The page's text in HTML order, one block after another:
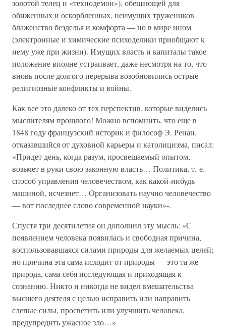
золотой телец и «технодемон»), обещающей для
обиженных и оскорбленных, неимущих тружеников
блаженство безделья и комфорта — но в мире ином
(электронные и химические психоделики приобщают к
нему уже при жизни). Имущих власть и капиталы такое
положение вполне устраивает, даже несмотря на то, что
вновь после долгого перерыва возобновились острые
религиозные конфликты и войны.
Как все это далеко от тех перспектив, которые виделись
мыслителям прошлого! Можно вспомнить, что еще в
1848 году французский историк и философ Э. Ренан,
отказавшийся от духовной карьеры и католицизма, писал:
«Придет день, когда разум, просвещаемый опытом,
возьмет в руки свою законную власть… Политика, т. е.
способ управления человечеством, как какой-нибудь
машиной, исчезнет… Организовать научно человечество
— вот последнее слово современной науки»-.
Спустя три десятилетия он дополнил эту мысль: «С
появлением человека появилась и свободная причина,
воспользовавшаяся силами природы для желаемых целей;
но причина эта сама исходит от природы — это та же
природа, сама себя исследующая и приходящая к
сознанию. Никто и никогда не видел вмешательства
высшего деятеля с целью исправить или направить
слепые силы, просветить или улучшить человека,
предупредить ужасное зло…»